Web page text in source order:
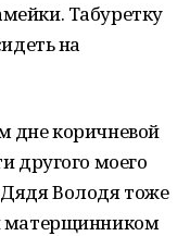
Табуретку
на
дне коричневой
другого моего
Володя тоже
матерщинником